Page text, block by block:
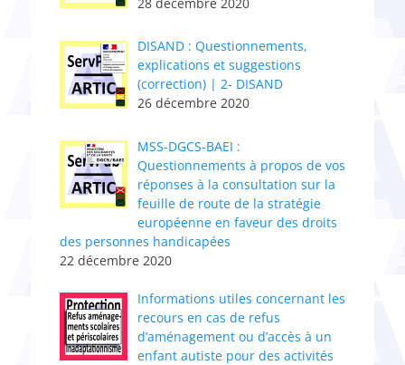
DISAND : Questionnements,
explications et suggestions
(correction) | 2- DISAND
26 décembre 2020
MSS-DGCS-BAEI :
Questionnements à propos de vos
réponses à la consultation sur la
feuille de route de la stratégie
européenne en faveur des droits
des personnes handicapées
22 décembre 2020
Informations utiles concernant les
recours en cas de refus
d’aménagement ou d’accès à un
enfant autiste pour des activités